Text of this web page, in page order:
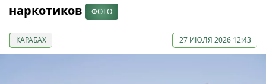
наркотиков
ФОТО
КАРАБАХ 27 ИЮЛЯ 2026 12:43